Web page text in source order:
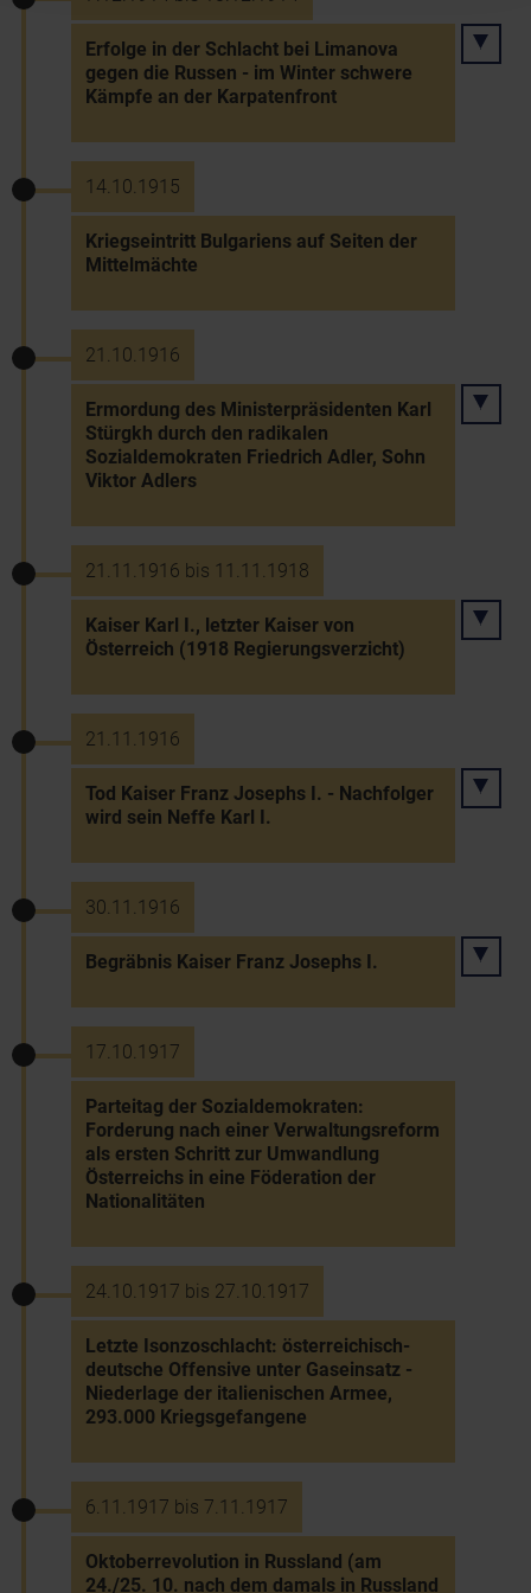
Erfolge in der Schlacht bei Limanova
gegen die Russen - im Winter schwere
Kämpfe an der Karpatenfront
14.10.1915
Kriegseintritt Bulgariens auf Seiten der
Mittelmächte
21.10.1916
Ermordung des Ministerpräsidenten Karl
Stürgkh durch den radikalen
Sozialdemokraten Friedrich Adler, Sohn
Viktor Adlers
21.11.1916 bis 11.11.1918
Kaiser Karl I., letzter Kaiser von
Österreich (1918 Regierungsverzicht)
21.11.1916
Tod Kaiser Franz Josephs I. - Nachfolger
wird sein Neffe Karl I.
30.11.1916
Begräbnis Kaiser Franz Josephs I.
17.10.1917
Parteitag der Sozialdemokraten:
Forderung nach einer Verwaltungsreform
als ersten Schritt zur Umwandlung
Österreichs in eine Föderation der
Nationalitäten
24.10.1917 bis 27.10.1917
Letzte Isonzoschlacht: österreichisch-
deutsche Offensive unter Gaseinsatz -
Niederlage der italienischen Armee,
293.000 Kriegsgefangene
6.11.1917 bis 7.11.1917
Oktoberrevolution in Russland (am
24./25. 10. nach dem damals in Russland